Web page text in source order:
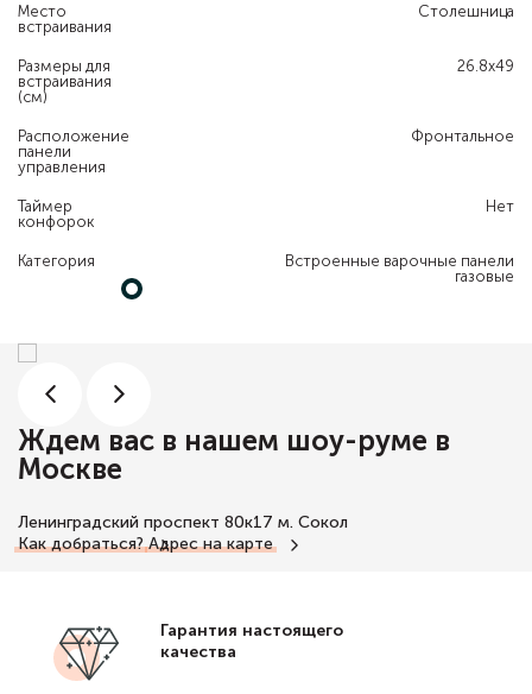
Место
встраивания
Столешница
Размеры для
встраивания
(см)
26.8х49
Расположение
панели
управления
Фронтальное
Таймер
конфорок
Нет
Категория
Встроенные варочные панели
газовые
Ждем вас в нашем шоу-руме в
Москве
Ленинградский проспект 80к17 м. Сокол
Как добраться? Адрес на карте
Гарантия настоящего
качества